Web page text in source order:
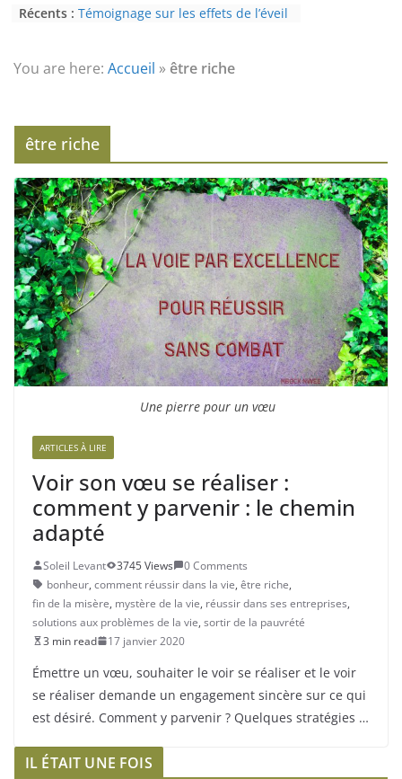
Récents : Témoignage sur les effets de l’éveil
(2nde partie) : le paranormal
monde créé (2nde partie)
(4ème partie) : la conscience
You are here: Accueil » être riche
être riche
Une pierre pour un vœu
ARTICLES À LIRE
Voir son vœu se réaliser :
comment y parvenir : le chemin
adapté
Soleil Levant 3745 Views
0 Comments
bonheur, comment réussir dans la vie, être riche,
fin de la misère, mystère de la vie, réussir dans ses entreprises,
solutions aux problèmes de la vie, sortir de la pauvrété
3 min read
17 janvier 2020
Émettre un vœu, souhaiter le voir se réaliser et le voir
se réaliser demande un engagement sincère sur ce qui
est désiré. Comment y parvenir ? Quelques stratégies …
IL ÉTAIT UNE FOIS